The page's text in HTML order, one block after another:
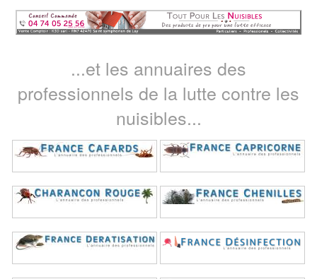
...et les annuaires des
professionnels de la lutte contre les
nuisibles...